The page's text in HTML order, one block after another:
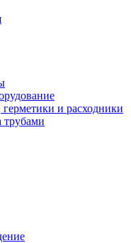
и расходники
трубами